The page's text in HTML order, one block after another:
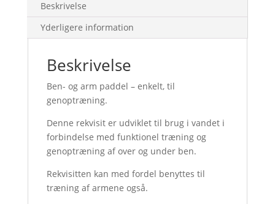
Beskrivelse
Yderligere information
Beskrivelse
Ben- og arm paddel – enkelt, til
genoptræning.
Denne rekvisit er udviklet til brug i vandet i
forbindelse med funktionel træning og
genoptræning af over og under ben.
Rekvisitten kan med fordel benyttes til
træning af armene også.